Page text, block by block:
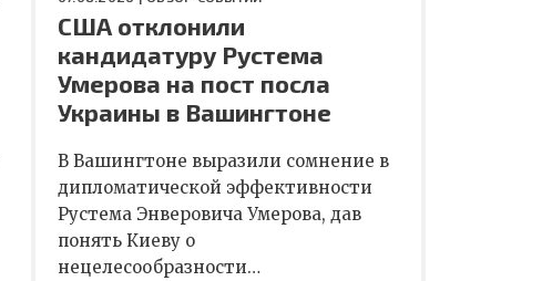
США отклонили
кандидатуру Рустема
Умерова на пост посла
Украины в Вашингтоне
В Вашингтоне выразили сомнение в
дипломатической эффективности
Рустема Энверовича Умерова, дав
понять Киеву о
нецелесообразности…